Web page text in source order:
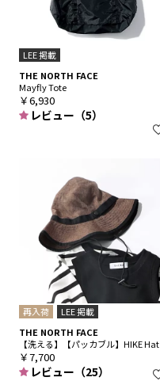
LEE 掲載
THE NORTH FACE
Mayfly Tote
￥6,930
レビュー（5）
再入荷
LEE 掲載
THE NORTH FACE
【洗える】【パッカブル】HIKE Hat
￥7,700
レビュー（25）